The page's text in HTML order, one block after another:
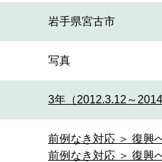
岩手県宮古市
写真
3年（2012.3.12～
前例なき対応 ＞ 復興
前例なき対応 ＞ 復興